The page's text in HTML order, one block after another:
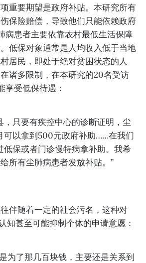
重要期望是政府补贴。本研究所有
保险赔偿，导致他们只能依赖政府
病患者主要依靠农村最低生活保障
。低保对象通常是人均收入低于当地
居民，即处于绝对贫困状态的人
诸多限制，在本研究的20名受访
享受低保待遇：
，只要有疾控中心的诊断证明，尘
可以拿到500元政府补助……在我们
低保或者门诊慢特病拿补助。我希
所有尘肺病患者发放补贴。”
伴随着一定的社会污名，这种对
知甚至可能抑制个体的申请意愿：
为了那几百块钱，主要还是关系到